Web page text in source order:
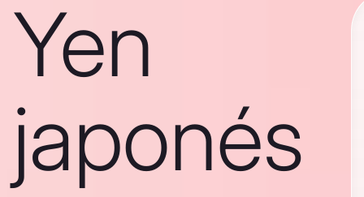
Yen
japonés